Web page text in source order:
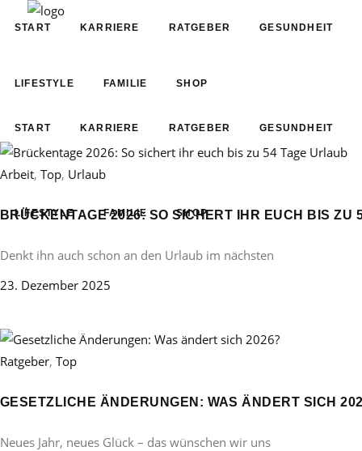
START KARRIERE RATGEBER GESUNDHEIT
LIFESTYLE FAMILIE SHOP
START KARRIERE RATGEBER GESUNDHEIT
LIFESTYLE FAMILIE SHOP
Arbeit, Top, Urlaub
BRÜCKENTAGE 2026: SO SICHERT IHR EUCH BIS ZU
Denkt ihn auch schon an den Urlaub im nächsten
23. Dezember 2025
Ratgeber, Top
GESETZLICHE ÄNDERUNGEN: WAS ÄNDERT SICH
Neues Jahr, neues Glück – das wünschen wir uns